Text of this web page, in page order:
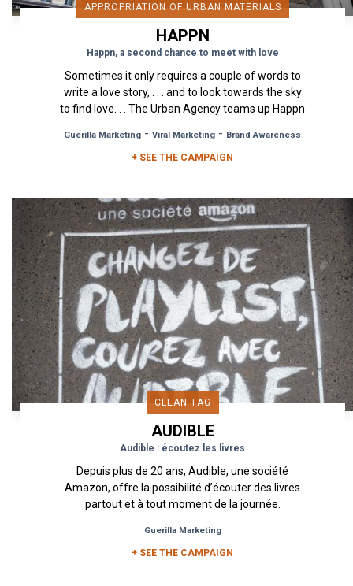
APPROPRIATION OF URBAN MATERIALS
HAPPN
Happn, a second chance to meet with love
Sometimes it only requires a couple of words to
write a love story, . . . and to look towards the sky
to find love. . . The Urban Agency teams up Happn
Guerilla Marketing - Viral Marketing - Brand Awareness
+ SEE THE CAMPAIGN
CLEAN TAG
AUDIBLE
Audible : écoutez les livres
Depuis plus de 20 ans, Audible, une société
Amazon, offre la possibilité d’écouter des livres
partout et à tout moment de la journée.
Guerilla Marketing
+ SEE THE CAMPAIGN